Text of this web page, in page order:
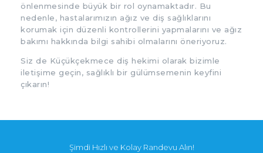
önlenmesinde büyük bir rol oynamaktadır. Bu
nedenle, hastalarımızın ağız ve diş sağlıklarını
korumak için düzenli kontrollerini yapmalarını ve ağız
bakımı hakkında bilgi sahibi olmalarını öneriyoruz.
Siz de Küçükçekmece diş hekimi olarak bizimle
iletişime geçin, sağlıklı bir gülümsemenin keyfini
çıkarın!
Şimdi Hızlı ve Kolay Randevu Alın!